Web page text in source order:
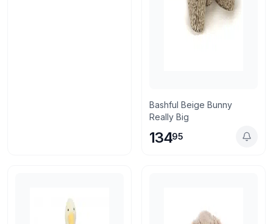
Bashful Beige Bunny
Really Big
13495